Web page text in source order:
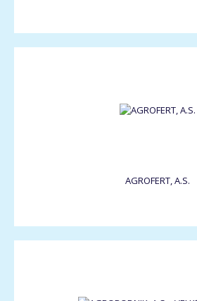
AGROFERT, A.S.